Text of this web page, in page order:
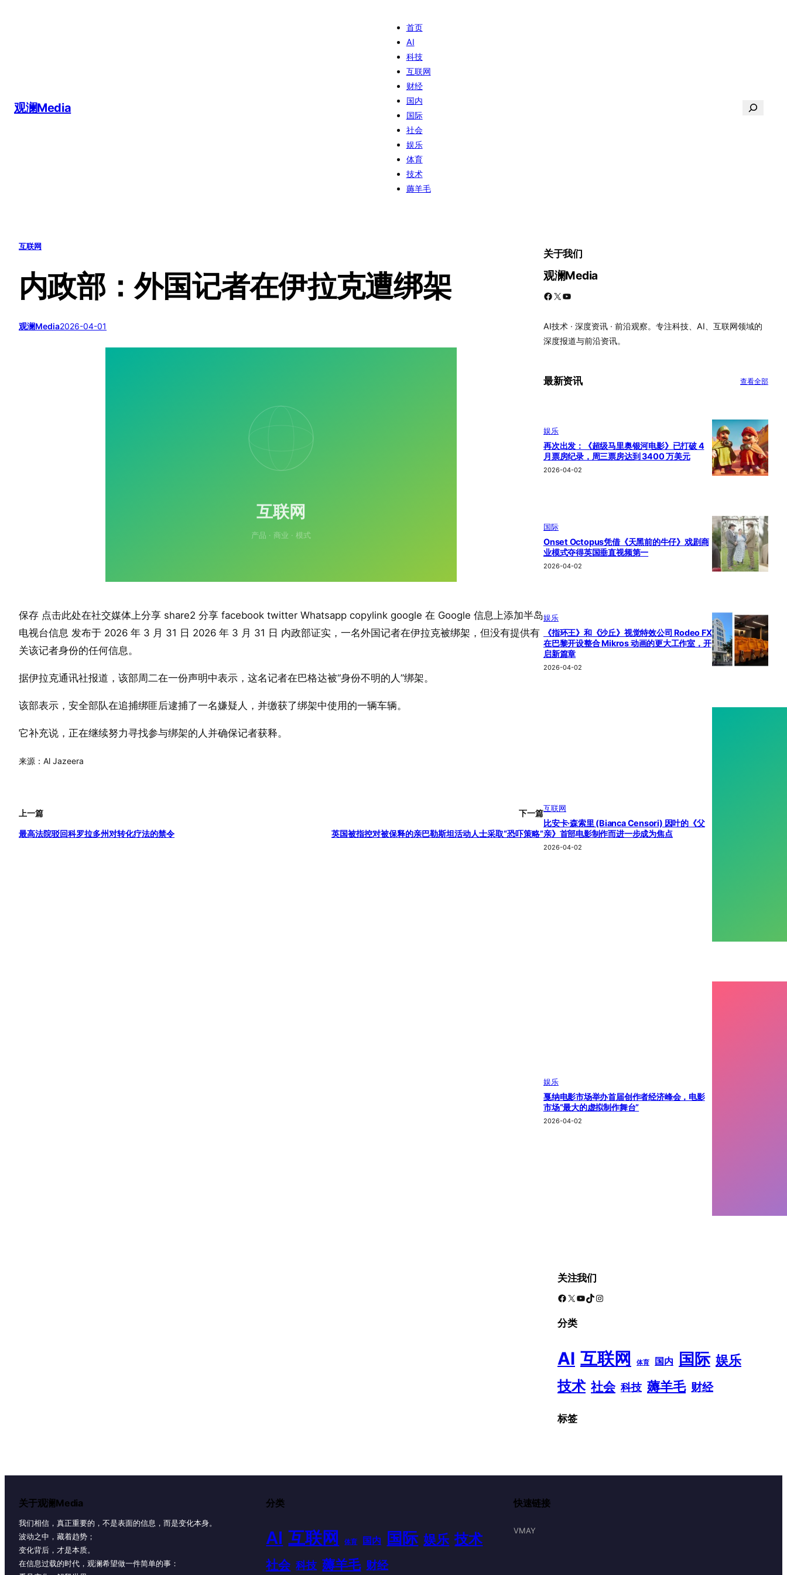
观澜Media
首页
AI
科技
互联网
财经
国内
国际
社会
娱乐
体育
技术
薅羊毛
搜
互联网
内政部：外国记者在伊拉克遭绑架
观澜Media2026-04-01
保存 点击此处在社交媒体上分享 share2 分享 facebook twitter Whatsapp copylink google 在 Google 信息上添加半岛
电视台信息 发布于 2026 年 3 月 31 日 2026 年 3 月 31 日 内政部证实，一名外国记者在伊拉克被绑架，但没有提供有
关该记者身份的任何信息。
据伊拉克通讯社报道，该部周二在一份声明中表示，这名记者在巴格达被“身份不明的人”绑架。
该部表示，安全部队在追捕绑匪后逮捕了一名嫌疑人，并缴获了绑架中使用的一辆车辆。
它补充说，正在继续努力寻找参与绑架的人并确保记者获释。
来源：Al Jazeera
上一篇
最高法院驳回科罗拉多州对转化疗法的禁令
下一篇
英国被指控对被保释的亲巴勒斯坦活动人士采取“恐吓策略”
关于我们
观澜Media
Facebook X YouTube
AI技术 · 深度资讯 · 前沿观察。专注科技、AI、互联网领域的
深度报道与前沿资讯。
最新资讯 查看全部
娱乐
再次出发：《超级马里奥银河电影》已打破 4
月票房纪录，周三票房达到 3400 万美元
2026-04-02
国际
Onset Octopus凭借《天黑前的牛仔》戏剧商
业模式夺得英国垂直视频第一
2026-04-02
娱乐
《指环王》和《沙丘》视觉特效公司 Rodeo FX
在巴黎开设整合 Mikros 动画的更大工作室，开
启新篇章
2026-04-02
互联网
比安卡·森索里 (Bianca Censori) 因叶的《父
亲》首部电影制作而进一步成为焦点
2026-04-02
娱乐
戛纳电影市场举办首届创作者经济峰会，电影
市场“最大的虚拟制作舞台”
2026-04-02
关注我们
Facebook X YouTube TikTok Instagram
分类
AI 互联网 体育 国内 国际 娱乐
技术 社会 科技 薅羊毛 财经
标签
关于观澜Media
我们相信，真正重要的，不是表面的信息，而是变化本身。
波动之中，藏着趋势；
变化背后，才是本质。
在信息过载的时代，观澜希望做一件简单的事：
分类
AI 互联网 体育 国内 国际 娱乐 技术
社会 科技 薅羊毛 财经
快速链接
VMAY